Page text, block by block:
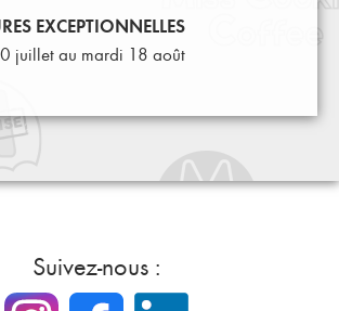
EXCEPTIONNELLES
juillet au mardi 18 août
Suivez-nous :